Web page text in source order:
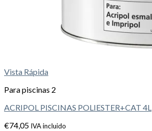
Vista Rápida
Para piscinas 2
ACRIPOL PISCINAS POLIESTER+CAT 4L
€74,05 IVA incluido